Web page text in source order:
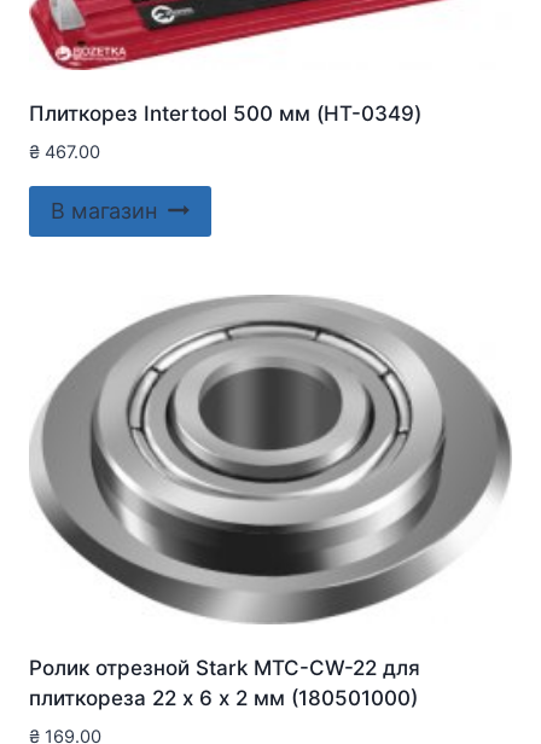
Плиткорез Intertool 500 мм (HT-0349)
₴ 467.00
В магазин
Ролик отрезной Stark MTC-CW-22 для
плиткореза 22 х 6 х 2 мм (180501000)
₴ 169.00